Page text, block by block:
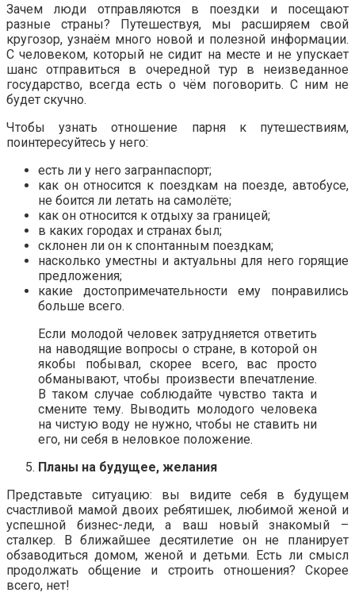
Зачем люди отправляются в поездки и посещают
разные страны? Путешествуя, мы расширяем свой
кругозор, узнаём много новой и полезной информации.
С человеком, который не сидит на месте и не упускает
шанс отправиться в очередной тур в неизведанное
государство, всегда есть о чём поговорить. С ним не
будет скучно.
Чтобы узнать отношение парня к путешествиям,
поинтересуйтесь у него:
есть ли у него загранпаспорт;
как он относится к поездкам на поезде, автобусе,
не боится ли летать на самолёте;
как он относится к отдыху за границей;
в каких городах и странах был;
склонен ли он к спонтанным поездкам;
насколько уместны и актуальны для него горящие
предложения;
какие достопримечательности ему понравились
больше всего.
Если молодой человек затрудняется ответить
на наводящие вопросы о стране, в которой он
якобы побывал, скорее всего, вас просто
обманывают, чтобы произвести впечатление.
В таком случае соблюдайте чувство такта и
смените тему. Выводить молодого человека
на чистую воду не нужно, чтобы не ставить ни
его, ни себя в неловкое положение.
Планы на будущее, желания
Представьте ситуацию: вы видите себя в будущем
счастливой мамой двоих ребятишек, любимой женой и
успешной бизнес-леди, а ваш новый знакомый –
сталкер. В ближайшее десятилетие он не планирует
обзаводиться домом, женой и детьми. Есть ли смысл
продолжать общение и строить отношения? Скорее
всего, нет!